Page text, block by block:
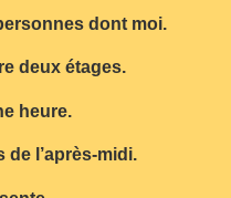
dont moi.
deux étages.
heure.
l’après-midi.